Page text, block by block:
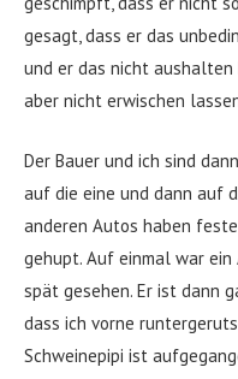
gesagt, dass er das
und er das nicht aushalten
aber nicht erwischen
Der Bauer und ich sind
auf die eine und dann auf
anderen Autos haben
gehupt. Auf einmal war
spät gesehen. Er ist dann
dass ich vorne
Schweinepipi ist